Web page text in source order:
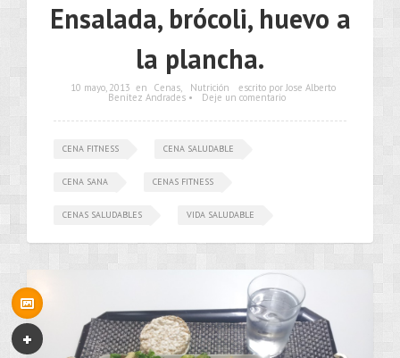
Ensalada, brócoli, huevo a
la plancha.
10 mayo, 2013 en Cenas, Nutrición escrito por Jose Alberto
Benítez Andrades • Deje un comentario
CENA FITNESS CENA SALUDABLE
CENA SANA CENAS FITNESS
CENAS SALUDABLES VIDA SALUDABLE